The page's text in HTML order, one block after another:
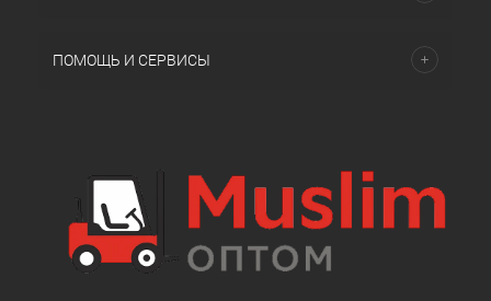
ПОМОЩЬ И СЕРВИСЫ